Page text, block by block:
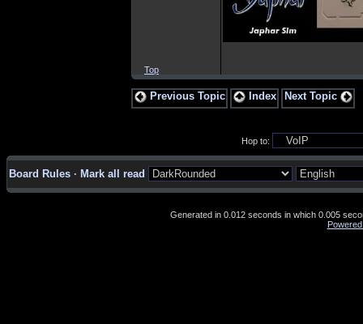
Top
Previous Topic Index Next Topic
Hop to:
Board Rules · Mark all read
Generated in 0.012 seconds in which 0.005